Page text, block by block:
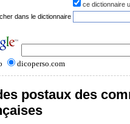
ce dictionnaire
dans le dictionnaire
dicoperso.com
postaux des